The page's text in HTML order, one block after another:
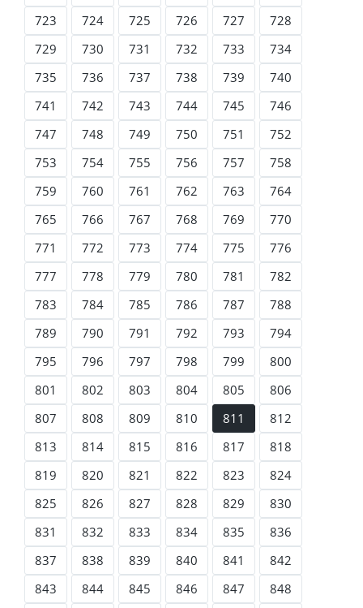
723
724 725 726 727
728
729
730 731 732 733
734
735
736 737 738 739
740
741
742 743 744 745
746
747
748 749 750 751
752
753
754 755 756 757
758
759
760 761 762 763
764
765
766 767 768 769
770
771
772 773 774 775
776
777
778 779 780 781
782
783
784 785 786 787
788
789
790 791 792 793
794
795
796 797 798 799
800
801
802 803 804 805
806
807
808 809 810 811
812
813
814 815 816 817
818
819
820 821 822 823
824
825
826 827 828 829
830
831
832 833 834 835
836
837
838 839 840 841
842
843
844 845 846 847
848